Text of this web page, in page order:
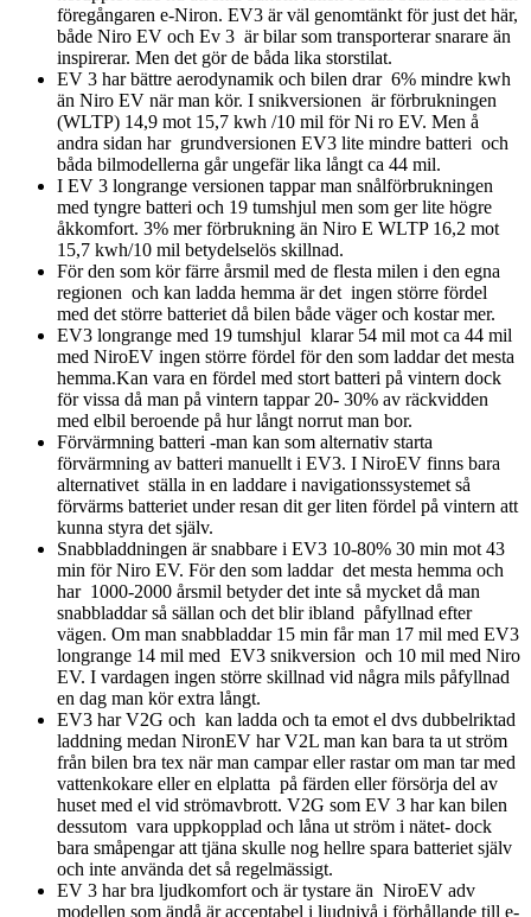
föregångaren e-Niron. EV3 är väl genomtänkt för just det här,
både Niro EV och Ev 3 är bilar som transporterar snarare än
inspirerar. Men det gör de båda lika storstilat.
EV 3 har bättre aerodynamik och bilen drar 6% mindre kwh
än Niro EV när man kör. I snikversionen är förbrukningen
(WLTP) 14,9 mot 15,7 kwh /10 mil för Ni ro EV. Men å
andra sidan har grundversionen EV3 lite mindre batteri och
båda bilmodellerna går ungefär lika långt ca 44 mil.
I EV 3 longrange versionen tappar man snålförbrukningen
med tyngre batteri och 19 tumshjul men som ger lite högre
åkkomfort. 3% mer förbrukning än Niro E WLTP 16,2 mot
15,7 kwh/10 mil betydelselös skillnad.
För den som kör färre årsmil med de flesta milen i den egna
regionen och kan ladda hemma är det ingen större fördel
med det större batteriet då bilen både väger och kostar mer.
EV3 longrange med 19 tumshjul klarar 54 mil mot ca 44 mil
med NiroEV ingen större fördel för den som laddar det mesta
hemma.Kan vara en fördel med stort batteri på vintern dock
för vissa då man på vintern tappar 20- 30% av räckvidden
med elbil beroende på hur långt norrut man bor.
Förvärmning batteri -man kan som alternativ starta
förvärmning av batteri manuellt i EV3. I NiroEV finns bara
alternativet ställa in en laddare i navigationssystemet så
förvärms batteriet under resan dit ger liten fördel på vintern att
kunna styra det själv.
Snabbladdningen är snabbare i EV3 10-80% 30 min mot 43
min för Niro EV. För den som laddar det mesta hemma och
har 1000-2000 årsmil betyder det inte så mycket då man
snabbladdar så sällan och det blir ibland påfyllnad efter
vägen. Om man snabbladdar 15 min får man 17 mil med EV3
longrange 14 mil med EV3 snikversion och 10 mil med Niro
EV. I vardagen ingen större skillnad vid några mils påfyllnad
en dag man kör extra långt.
EV3 har V2G och kan ladda och ta emot el dvs dubbelriktad
laddning medan NironEV har V2L man kan bara ta ut ström
från bilen bra tex när man campar eller rastar om man tar med
vattenkokare eller en elplatta på färden eller försörja del av
huset med el vid strömavbrott. V2G som EV 3 har kan bilen
dessutom vara uppkopplad och låna ut ström i nätet- dock
bara småpengar att tjäna skulle nog hellre spara batteriet själv
och inte använda det så regelmässigt.
EV 3 har bra ljudkomfort och är tystare än NiroEV adv
modellen som ändå är acceptabel i ljudnivå i förhållande till e-